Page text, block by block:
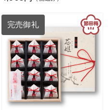
完売御礼